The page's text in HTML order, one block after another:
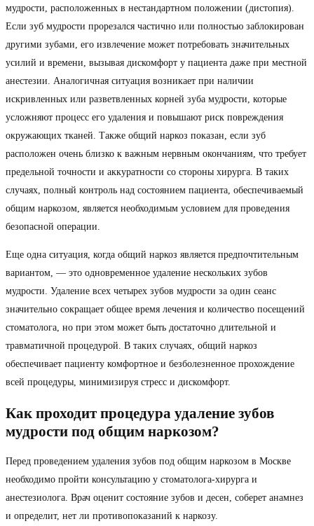
мудрости, расположенных в нестандартном положении (дистопия).
Если зуб мудрости прорезался частично или полностью заблокирован
другими зубами, его извлечение может потребовать значительных
усилий и времени, вызывая дискомфорт у пациента даже при местной
анестезии. Аналогичная ситуация возникает при наличии
искривленных или разветвленных корней зуба мудрости, которые
усложняют процесс его удаления и повышают риск повреждения
окружающих тканей. Также общий наркоз показан, если зуб
расположен очень близко к важным нервным окончаниям, что требует
предельной точности и аккуратности со стороны хирурга. В таких
случаях, полный контроль над состоянием пациента, обеспечиваемый
общим наркозом, является необходимым условием для проведения
безопасной операции.
Еще одна ситуация, когда общий наркоз является предпочтительным
вариантом, — это одновременное удаление нескольких зубов
мудрости. Удаление всех четырех зубов мудрости за один сеанс
значительно сокращает общее время лечения и количество посещений
стоматолога, но при этом может быть достаточно длительной и
травматичной процедурой. В таких случаях, общий наркоз
обеспечивает пациенту комфортное и безболезненное прохождение
всей процедуры, минимизируя стресс и дискомфорт.
Как проходит процедура удаление зубов
мудрости под общим наркозом?
Перед проведением удаления зубов под общим наркозом в Москве
необходимо пройти консультацию у стоматолога-хирурга и
анестезиолога. Врач оценит состояние зубов и десен, соберет анамнез
и определит, нет ли противопоказаний к наркозу.